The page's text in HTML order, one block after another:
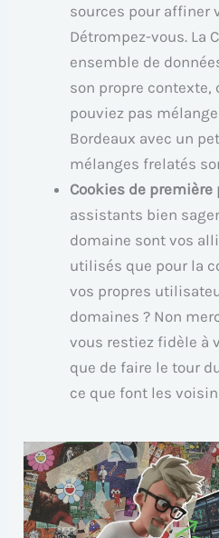
sources pour affiner
Détrompez-vous. La
ensemble de
son propre contexte,
pouviez pas
Bordeaux avec un
mélanges frelatés
Cookies de première
assistants bien
domaine sont vos
utilisés que pour la
vos propres
domaines ? Non
vous restiez fidèle à
que de faire le tour
ce que font les